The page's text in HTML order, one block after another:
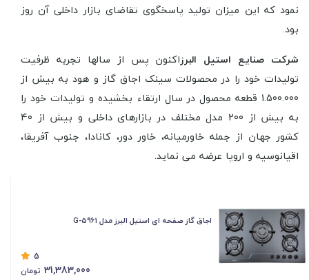
نمود که این میزان تولید پاسخگوی تقاضای بازار داخلی آن روز
بود.
شرکت صنایع استیل البرزاکنون پس از سالها تجربه ظرفیت
تولیدات خود را در محصولات سینک اجاق گاز و هود به بیش از
1.500.000 قطعه محصول در سال ارتقاء بخشیده و تولیدات خود را
به بیش از 200 مدل مختلف در بازارهای داخلی و بیش از 40
کشور جهان از جمله خاورمیانه، خاور دور، کانادا، جنوب آفریقا،
اقیانوسیه و اروپا عرضه می نماید.
اجاق گاز صفحه ای استیل البرز مدل G-5961
5
31,383,000 تومان